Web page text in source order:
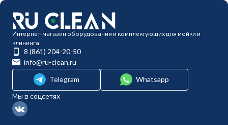
Интернет-магазин оборудования и комплектующих для мойки и
клининга
8 (861) 204-20-50
info@ru-clean.ru
Telegram
Whatsapp
Мы в соцсетях